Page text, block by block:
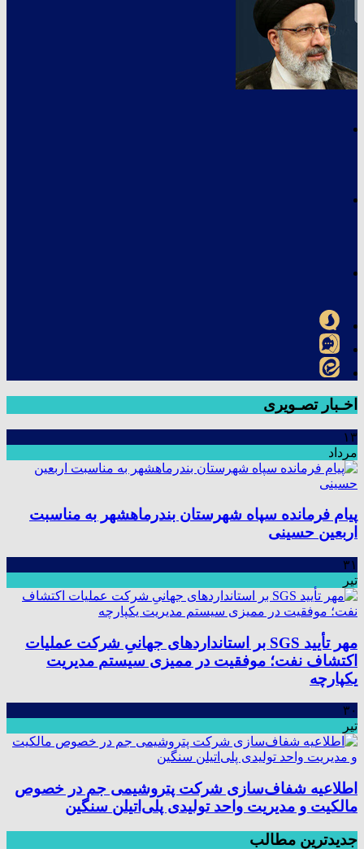
اخـبار تصـویری
۱۳
مرداد
پیام فرمانده سپاه شهرستان بندرماهشهر به مناسبت
اربعین حسینی
۳۱
تیر
مهر تأیید SGS بر استانداردهای جهانیِ شرکت عملیات
اکتشاف نفت؛ موفقیت در ممیزی سیستم مدیریت
یکپارچه
۳۰
تیر
اطلاعیه شفاف‌سازی شرکت پتروشیمی جم در خصوص
مالکیت و مدیریت واحد تولیدی پلی‌اتیلن سنگین
جدیدترین مطالب